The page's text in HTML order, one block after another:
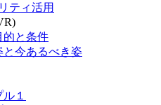
ティ活用
的と条件
と今あるべき姿
１